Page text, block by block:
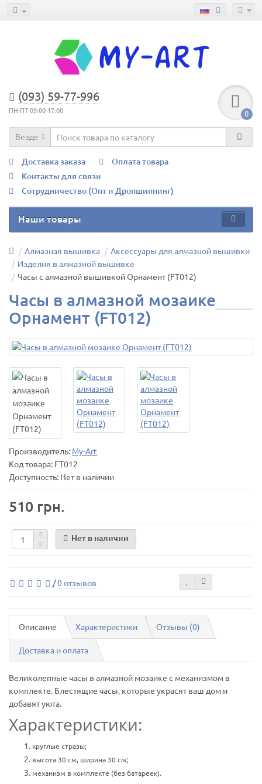
(093) 59-77-996
ПН-ПТ 09:00-17:00 0
Везде
Доставка заказа
Оплата товара
Контакты для связи
Сотрудничество (Опт и Дропшиппинг)
Наши товары
Алмазная вышивка
Аксессуары для алмазной вышивки
Изделия в алмазной вышивке
Часы с алмазной вышивкой Орнамент (FT012)
Часы в алмазной мозаике
Орнамент (FT012)
Производитель: My-Art
Код товара: FT012
Доступность: Нет в наличии
510 грн.
Нет в наличии
/0 отзывов
Описание Характеристики Отзывы (0)
Доставка и оплата
Великолепные часы в алмазной мозаике с механизмом в
комплекте. Блестящие часы, которые украсят ваш дом и
добавят уюта.
Характеристики:
круглые стразы;
высота 30 см, ширина 30 см;
механизм в комплекте (без батареек).